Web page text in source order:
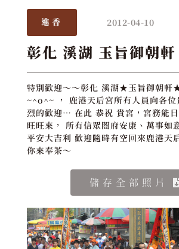
進香 2012-04-10
彰化 溪湖 玉旨御朝軒
特別歡迎～～彰化 溪湖★玉旨御朝軒
~^o^~ ， 鹿港天后宮所有人員向各位
烈的歡迎… 在此 恭祝 貴宮，宮務能
旺旺來， 所有信眾閤府安康、萬事如
平安大吉利 歡迎隨時有空回來鹿港天
你來奉茶～
儲存全部照片